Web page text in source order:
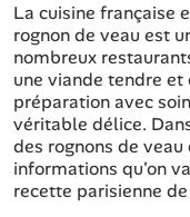
La cuisine française
rognon de veau est
nombreux
une viande tendre
préparation avec
véritable délice.
des rognons de
informations qu'on
recette parisienne